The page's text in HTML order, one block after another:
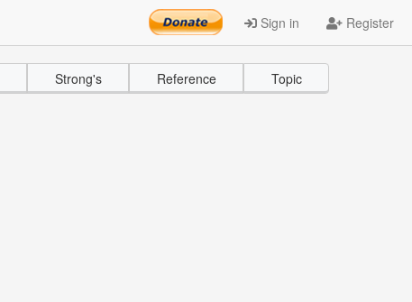
Sign in Register
Strong's Reference Topic